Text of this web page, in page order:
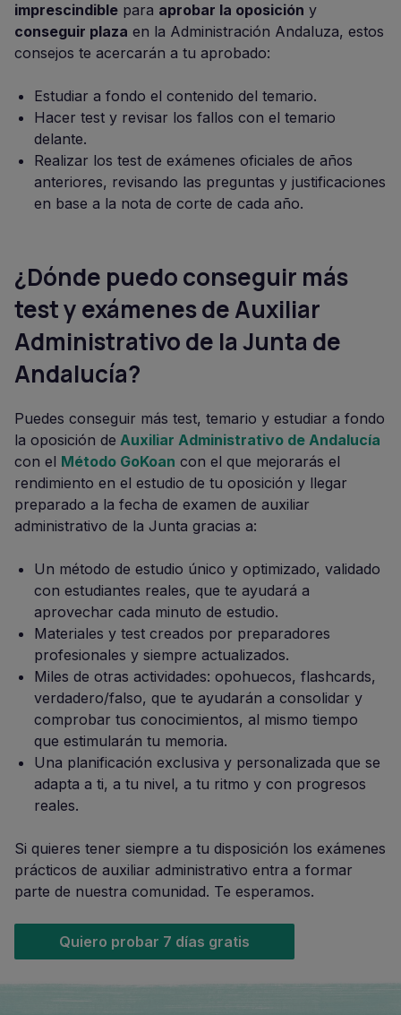
imprescindible para aprobar la oposición y
conseguir plaza en la Administración Andaluza, estos
consejos te acercarán a tu aprobado:
Estudiar a fondo el contenido del temario.
Hacer test y revisar los fallos con el temario
delante.
Realizar los test de exámenes oficiales de años
anteriores, revisando las preguntas y justificaciones
en base a la nota de corte de cada año.
¿Dónde puedo conseguir más
test y exámenes de Auxiliar
Administrativo de la Junta de
Andalucía?
Puedes conseguir más test, temario y estudiar a fondo
la oposición de Auxiliar Administrativo de Andalucía
con el Método GoKoan con el que mejorarás el
rendimiento en el estudio de tu oposición y llegar
preparado a la fecha de examen de auxiliar
administrativo de la Junta gracias a:
Un método de estudio único y optimizado, validado
con estudiantes reales, que te ayudará a
aprovechar cada minuto de estudio.
Materiales y test creados por preparadores
profesionales y siempre actualizados.
Miles de otras actividades: opohuecos, flashcards,
verdadero/falso, que te ayudarán a consolidar y
comprobar tus conocimientos, al mismo tiempo
que estimularán tu memoria.
Una planificación exclusiva y personalizada que se
adapta a ti, a tu nivel, a tu ritmo y con progresos
reales.
Si quieres tener siempre a tu disposición los exámenes
prácticos de auxiliar administrativo entra a formar
parte de nuestra comunidad. Te esperamos.
Quiero probar 7 días gratis